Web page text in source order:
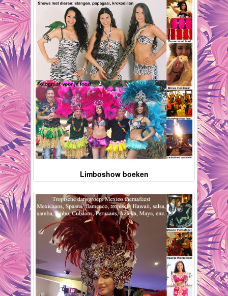
Limboshow boeken